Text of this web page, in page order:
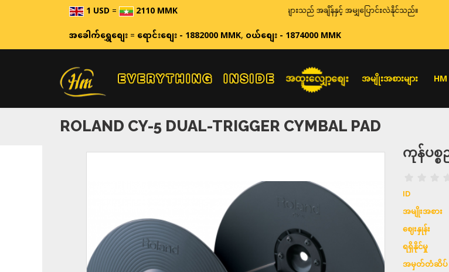
1 USD= 2110 MMK ဈေးနှုန်းများသည် အချိန်နှင့် အမျှပြောင်းလဲနိုင်သည်။
အခေါက်ရွှေစျေး=ရောင်းစျေး - 1882000 MMK,ဝယ်စျေး - 1874000 MMK
အထူးလျှော့စျေး အမျိုးအစားများ
ROLAND CY-5 DUAL-TRIGGER CYMBAL PAD
ကုန်ပစ္
ID
အမျိုးအစား
ဈေးနှုန်း
ရရှိနိုင်မှု
အမှတ်တံဆိပ်